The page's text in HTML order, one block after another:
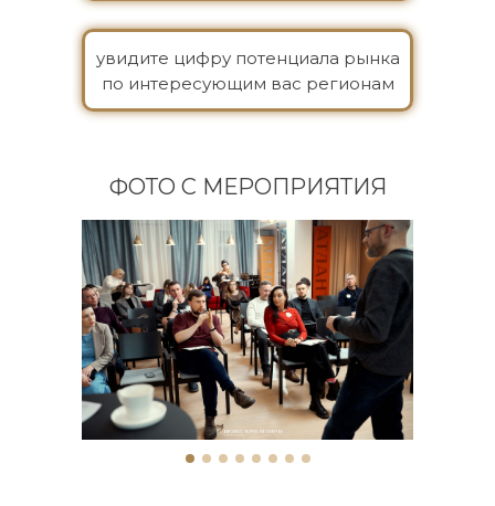
увидите цифру потенциала рынка
по интересующим вас регионам
ФОТО С МЕРОПРИЯТИЯ